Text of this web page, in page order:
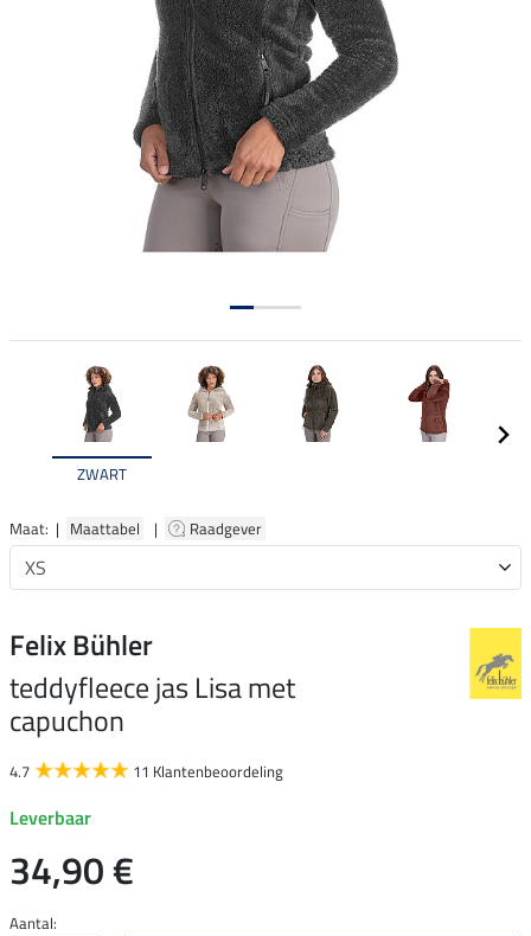
ZWART
Maat: | Maattabel | Raadgever
Felix Bühler
teddyfleece jas Lisa met
capuchon
4.7 11 Klantenbeoordeling
Leverbaar
34,90 €
Aantal: